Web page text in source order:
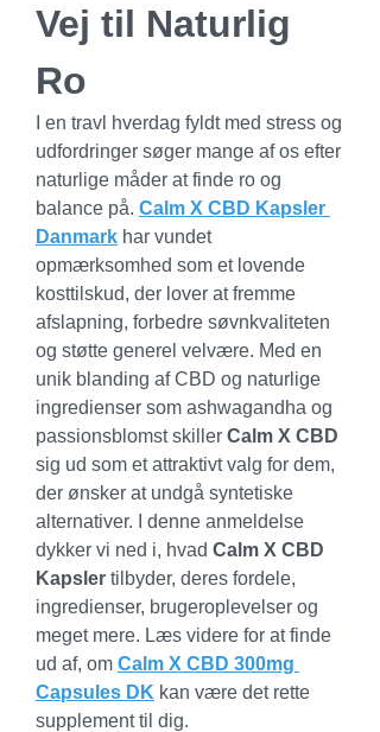
Vej til Naturlig
Ro
I en travl hverdag fyldt med stress og
udfordringer søger mange af os efter
naturlige måder at finde ro og
balance på. Calm X CBD Kapsler
Danmark har vundet
opmærksomhed som et lovende
kosttilskud, der lover at fremme
afslapning, forbedre søvnkvaliteten
og støtte generel velvære. Med en
unik blanding af CBD og naturlige
ingredienser som ashwagandha og
passionsblomst skiller Calm X CBD
sig ud som et attraktivt valg for dem,
der ønsker at undgå syntetiske
alternativer. I denne anmeldelse
dykker vi ned i, hvad Calm X CBD
Kapsler tilbyder, deres fordele,
ingredienser, brugeroplevelser og
meget mere. Læs videre for at finde
ud af, om Calm X CBD 300mg
Capsules DK kan være det rette
supplement til dig.